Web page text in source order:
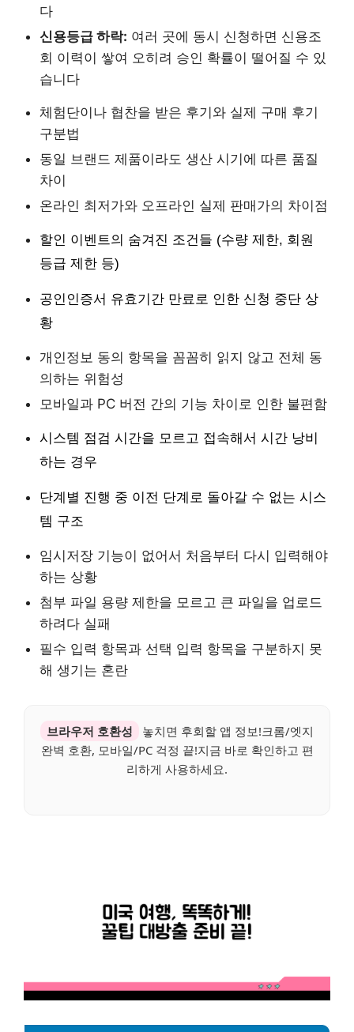
다
신용등급 하락: 여러 곳에 동시 신청하면 신용조
회 이력이 쌓여 오히려 승인 확률이 떨어질 수 있
습니다
체험단이나 협찬을 받은 후기와 실제 구매 후기
구분법
동일 브랜드 제품이라도 생산 시기에 따른 품질
차이
온라인 최저가와 오프라인 실제 판매가의 차이점
할인 이벤트의 숨겨진 조건들 (수량 제한, 회원
등급 제한 등)
공인인증서 유효기간 만료로 인한 신청 중단 상
황
개인정보 동의 항목을 꼼꼼히 읽지 않고 전체 동
의하는 위험성
모바일과 PC 버전 간의 기능 차이로 인한 불편함
시스템 점검 시간을 모르고 접속해서 시간 낭비
하는 경우
단계별 진행 중 이전 단계로 돌아갈 수 없는 시스
템 구조
임시저장 기능이 없어서 처음부터 다시 입력해야
하는 상황
첨부 파일 용량 제한을 모르고 큰 파일을 업로드
하려다 실패
필수 입력 항목과 선택 입력 항목을 구분하지 못
해 생기는 혼란
브라우저 호환성
놓치면 후회할 앱 정보!크롬/엣지
완벽 호환, 모바일/PC 걱정 끝!지금 바로 확인하고 편
리하게 사용하세요.